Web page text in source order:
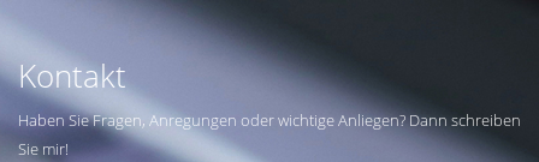
Kontakt
Haben Sie Fragen, Anregungen oder wichtige Anliegen? Dann schreiben
Sie mir!